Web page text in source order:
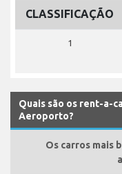
CLASSIFICAÇÃO
1
Quais são os rent-a-
Aeroporto?
Os carros mais